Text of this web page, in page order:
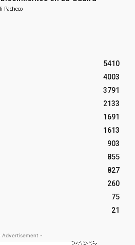
Pacheco
5410
4003
3791
2133
1691
1613
903
855
827
260
75
21
Advertisement -